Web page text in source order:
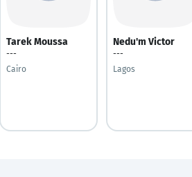
Tarek Moussa
---
Cairo
Nedu'm Victor
---
Lagos